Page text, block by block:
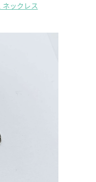
ネックレス